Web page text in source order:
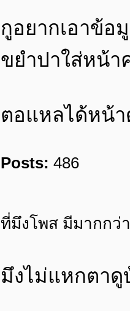
กูอยากเอาข้อ
ขยำปาใส่หน้า
ตอแหลได้หน้
Posts: 486
ที่มึงโพส มีมากกว่
มึงไม่แหกตาดู